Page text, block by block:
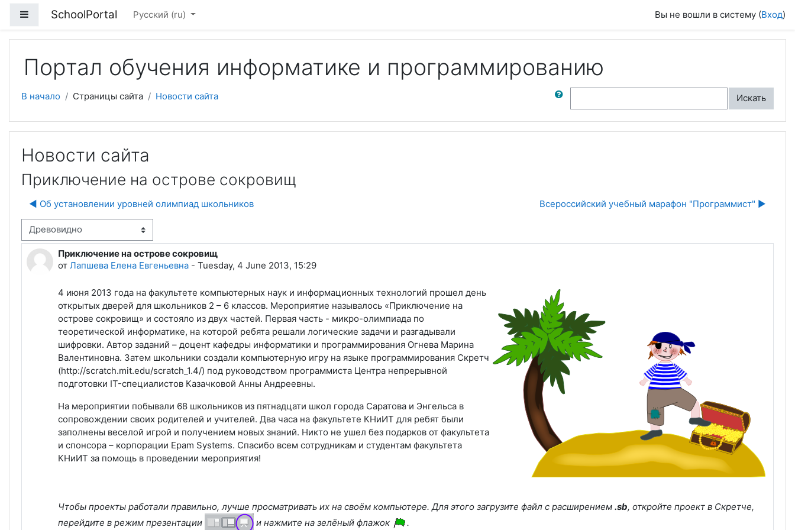
Боковая панель
SchoolPortal Русский ‎(ru)‎ Вы не вошли в систему (Вход)
Портал обучения информатике и программированию
В начало Страницы сайта Новости сайта
Поиск по форумам
Искать
Новости сайта
Приключение на острове сокровищ
◀︎ Об установлении уровней олимпиад школьников Всероссийский учебный марафон "Программист" ▶︎
отображения
Приключение на острове сокровищ
от Лапшева Елена Евгеньевна - Tuesday, 4 June 2013, 15:29
Количество ответов: 0
4 июня 2013 года на факультете компьютерных наук и информационных технологий прошел день
открытых дверей для школьников 2 – 6 классов. Мероприятие называлось «Приключение на
острове сокровищ» и состояло из двух частей. Первая часть - микро-олимпиада по
теоретической информатике, на которой ребята решали логические задачи и разгадывали
шифровки. Автор заданий – доцент кафедры информатики и программирования Огнева Марина
Валентиновна. Затем школьники создали компьютерную игру на языке программирования Скретч
(http://scratch.mit.edu/scratch_1.4/) под руководством программиста Центра непрерывной
подготовки IT-специалистов Казачковой Анны Андреевны.
На мероприятии побывали 68 школьников из пятнадцати школ города Саратова и Энгельса в
сопровождении своих родителей и учителей. Два часа на факультете КНиИТ для ребят были
заполнены веселой игрой и получением новых знаний. Никто не ушел без подарков от факультета
и спонсора – корпорации Epam Systems. Спасибо всем сотрудникам и студентам факультета
КНиИТ за помощь в проведении мероприятия!
Чтобы проекты работали правильно, лучше просматривать их на своём компьютере. Для этого загрузите файл с расширением .sb, откройте проект в Скретче,
перейдите в режим презентации
и нажмите на зелёный флажок .